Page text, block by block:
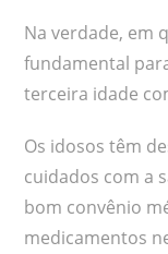
Na verdade, em
fundamental
terceira idade
Os idosos têm
cuidados com a
bom convênio
medicamentos